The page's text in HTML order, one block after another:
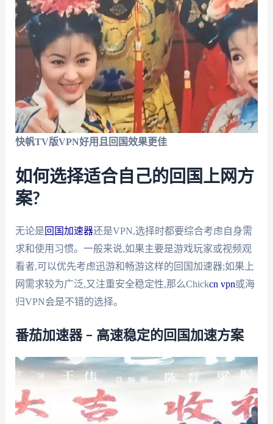
快帆TV版VPN好用且回国效果更佳
如何选择适合自己的回国上网方
案?
无论是回国加速器还是VPN,选择时都要综合考虑自身需
求和使用习惯。一般来说,如果主要是游戏玩家或视频观
看者,可以优先考虑迅游和畅游这样的回国加速器;如果上
网需求较为广泛,又注重安全稳定性,那么Chickcn vpn或海
归VPN会是不错的选择。
番茄加速器 – 高速稳定的回国加速方案